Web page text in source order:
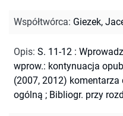
Współtwórca: Giezek,
Opis: S. 11-12 :
wprow.: kontynuacja
(2007, 2012)
ogólną ; Bibliogr. przy